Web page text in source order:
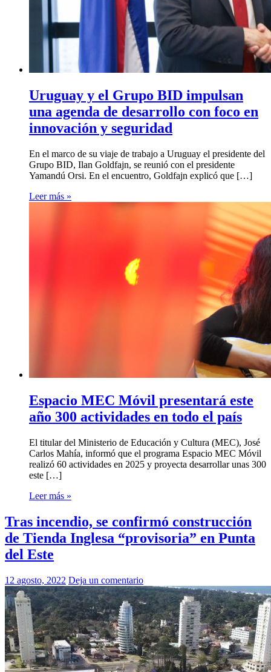
Uruguay y el Grupo BID impulsan
una agenda de desarrollo con foco en
innovación y seguridad
En el marco de su viaje de trabajo a Uruguay el presidente del
Grupo BID, Ilan Goldfajn, se reunió con el presidente
Yamandú Orsi. En el encuentro, Goldfajn explicó que […]
Leer más »
Espacio MEC Móvil presentará este
año 300 actividades en todo el país
El titular del Ministerio de Educación y Cultura (MEC), José
Carlos Mahía, informó que el programa Espacio MEC Móvil
realizó 60 actividades en 2025 y proyecta desarrollar unas 300
este […]
Leer más »
Tras incendio, se confirmó construcción
de Tienda Inglesa “provisoria” en Punta
del Este
12 agosto, 2022 Deja un comentario